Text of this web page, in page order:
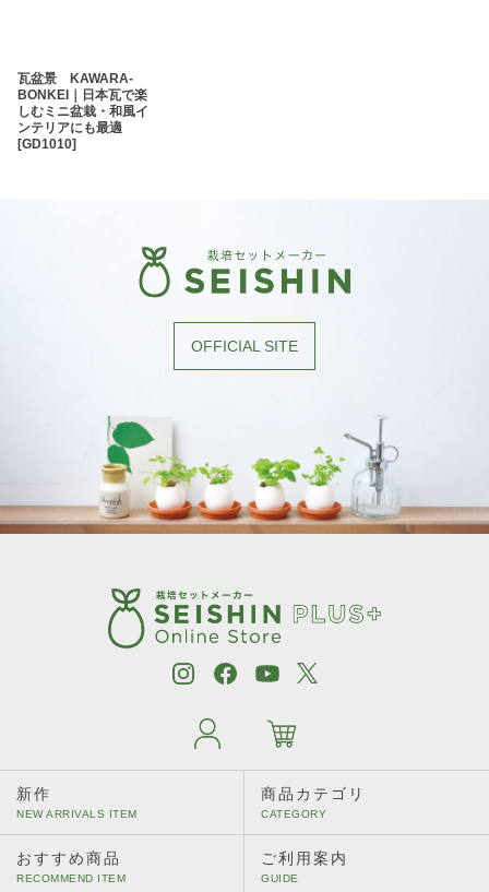
瓦盆景 KAWARA-
BONKEI｜日本瓦で楽
しむミニ盆栽・和風イ
ンテリアにも最適
[GD1010]
OFFICIAL SITE
新作 商品カテゴリ
おすすめ商品 ご利用案内